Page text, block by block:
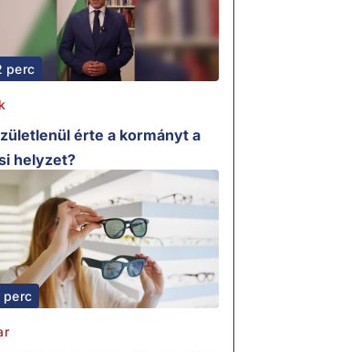
perc
érte a kormányt a
helyzet?
perc